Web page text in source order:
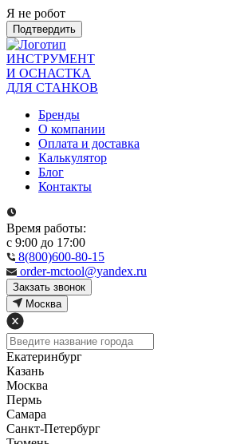
Я не робот
Подтвердить
ИНСТРУМЕНТ
И ОСНАСТКА
ДЛЯ СТАНКОВ
Бренды
О компании
Оплата и доставка
Калькулятор
Блог
Контакты
Время работы:
с 9:00 до 17:00
8(800)600-80-15
order-mctool@yandex.ru
Закзать звонок
Москва
Екатеринбург
Казань
Москва
Пермь
Самара
Санкт-Петербург